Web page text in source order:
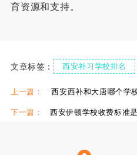
育资源和支持。
文章标签： 西安补习学校排名
西安龙门补习学校咋样
上一篇：
下一篇：